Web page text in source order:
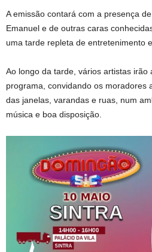
A emissão contará com a presença
Emanuel e de outras caras
uma tarde repleta de entretenimento
Ao longo da tarde, vários artistas irão
programa, convidando os moradores
das janelas, varandas e ruas, num
música e boa disposição.